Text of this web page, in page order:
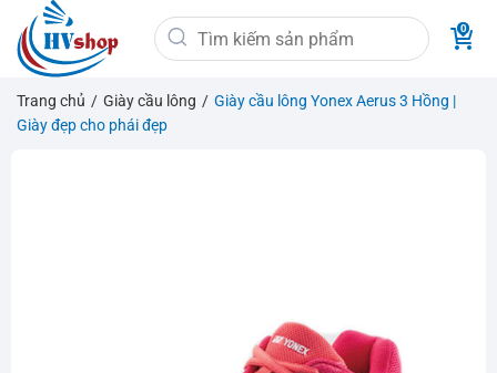
qua
nội
dung
Tìm
kiếm:
Trang chủ / Giày cầu lông / Giày cầu lông Yonex Aerus 3 Hồng |
Giày đẹp cho phái đẹp